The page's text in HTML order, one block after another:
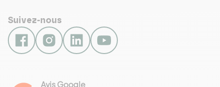
Suivez-nous
Avis Google